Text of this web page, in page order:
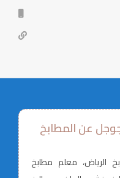
عن المطابخ
الرياض، معلم مطابخ